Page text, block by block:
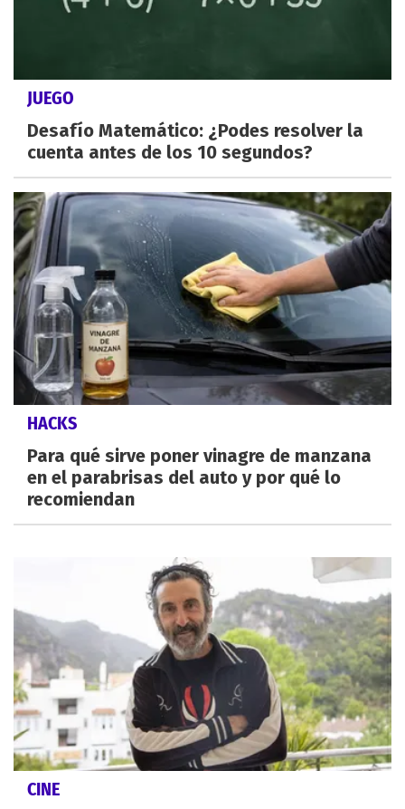
JUEGO
Desafío Matemático: ¿Podes resolver la
cuenta antes de los 10 segundos?
HACKS
Para qué sirve poner vinagre de manzana
en el parabrisas del auto y por qué lo
recomiendan
CINE